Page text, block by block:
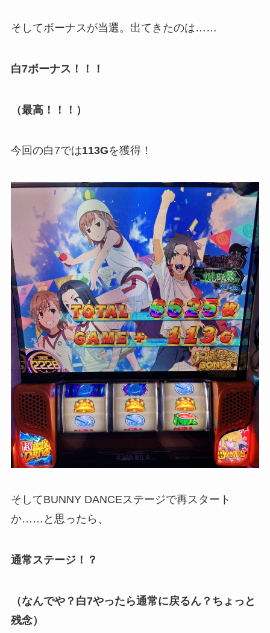
そしてボーナスが当選。出てきたのは……
白7ボーナス！！！
（最高！！！）
今回の白7では113Gを獲得！
そしてBUNNY DANCEステージで再スタート
か……と思ったら、
通常ステージ！？
（なんでや？白7やったら通常に戻るん？ちょっと
残念）